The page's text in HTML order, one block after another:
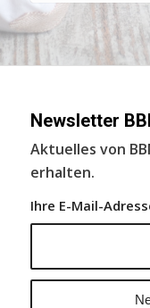
Newsletter
Aktuelles von
erhalten.
Ihre E-Mail-